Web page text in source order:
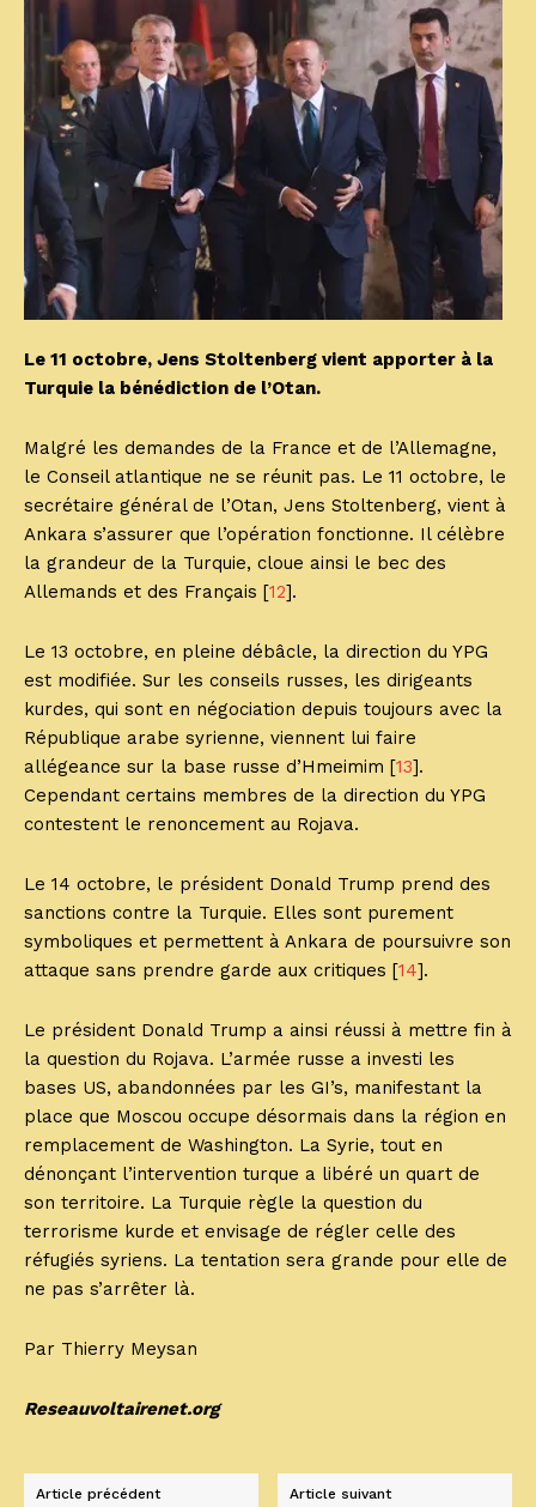
Le 11 octobre, Jens Stoltenberg vient apporter à la
Turquie la bénédiction de l’Otan.
Malgré les demandes de la France et de l’Allemagne,
le Conseil atlantique ne se réunit pas. Le 11 octobre, le
secrétaire général de l’Otan, Jens Stoltenberg, vient à
Ankara s’assurer que l’opération fonctionne. Il célèbre
la grandeur de la Turquie, cloue ainsi le bec des
Allemands et des Français [12].
Le 13 octobre, en pleine débâcle, la direction du YPG
est modifiée. Sur les conseils russes, les dirigeants
kurdes, qui sont en négociation depuis toujours avec la
République arabe syrienne, viennent lui faire
allégeance sur la base russe d’Hmeimim [13].
Cependant certains membres de la direction du YPG
contestent le renoncement au Rojava.
Le 14 octobre, le président Donald Trump prend des
sanctions contre la Turquie. Elles sont purement
symboliques et permettent à Ankara de poursuivre son
attaque sans prendre garde aux critiques [14].
Le président Donald Trump a ainsi réussi à mettre fin à
la question du Rojava. L’armée russe a investi les
bases US, abandonnées par les GI’s, manifestant la
place que Moscou occupe désormais dans la région en
remplacement de Washington. La Syrie, tout en
dénonçant l’intervention turque a libéré un quart de
son territoire. La Turquie règle la question du
terrorisme kurde et envisage de régler celle des
réfugiés syriens. La tentation sera grande pour elle de
ne pas s’arrêter là.
Par Thierry Meysan
Reseauvoltairenet.org
Article précédent Article suivant